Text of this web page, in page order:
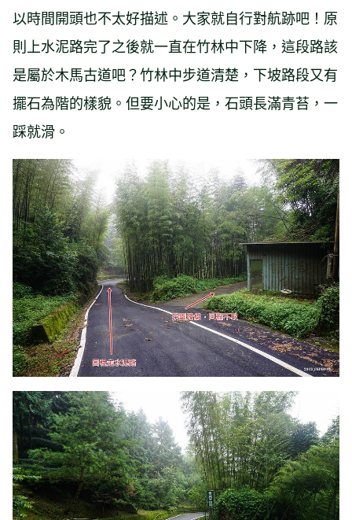
以時間開頭也不太好描述。大家就自行對航跡吧！原
則上水泥路完了之後就一直在竹林中下降，這段路該
是屬於木馬古道吧？竹林中步道清楚，下坡路段又有
擺石為階的樣貌。但要小心的是，石頭長滿青苔，一
踩就滑。